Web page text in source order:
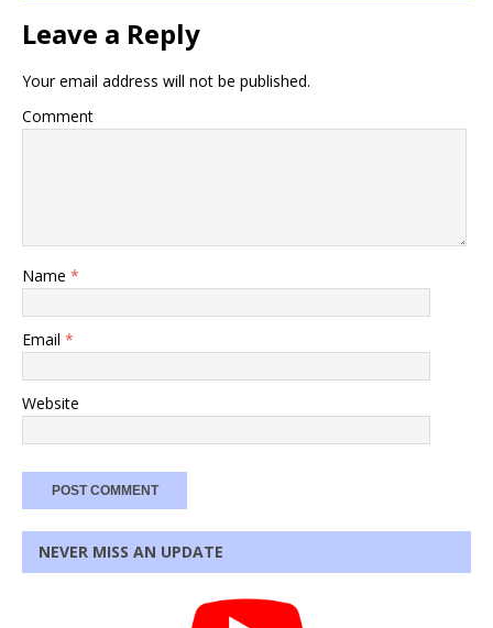
Leave a Reply
Your email address will not be published.
Comment
Name *
Email *
Website
NEVER MISS AN UPDATE